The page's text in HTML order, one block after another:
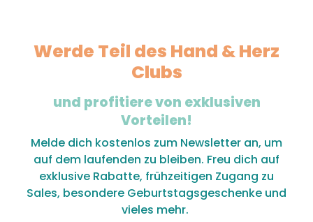
Werde Teil des Hand & Herz
Clubs
und profitiere von exklusiven
Vorteilen!
Melde dich kostenlos zum Newsletter an, um
auf dem laufenden zu bleiben. Freu dich auf
exklusive Rabatte, frühzeitigen Zugang zu
Sales, besondere Geburtstagsgeschenke und
vieles mehr.